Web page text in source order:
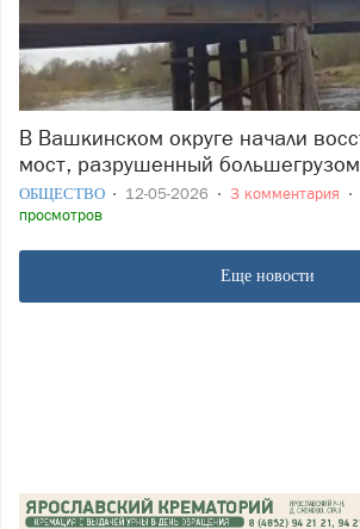
В Вашкинском округе начали восстанавливать
мост, разрушенный большегрузом
ОБЩЕСТВО 12-05-2026 3 комментария
просмотров
Еще новости